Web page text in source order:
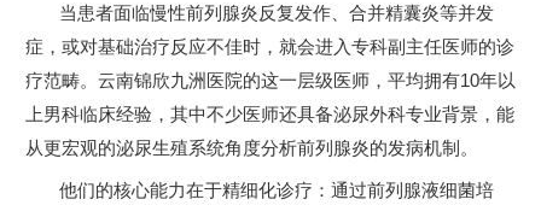
当患者面临慢性前列腺炎反复发作、合并精囊炎等并发
症，或对基础治疗反应不佳时，就会进入专科副主任医师的诊
疗范畴。云南锦欣九洲医院的这一层级医师，平均拥有10年以
上男科临床经验，其中不少医师还具备泌尿外科专业背景，能
从更宏观的泌尿生殖系统角度分析前列腺炎的发病机制。
他们的核心能力在于精细化诊疗：通过前列腺液细菌培